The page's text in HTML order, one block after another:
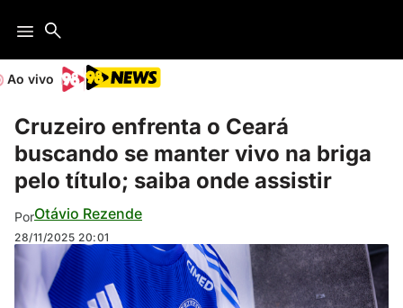
Ao vivo
Cruzeiro enfrenta o Ceará
buscando se manter vivo na briga
pelo título; saiba onde assistir
PorOtávio Rezende
28/11/2025 20:01